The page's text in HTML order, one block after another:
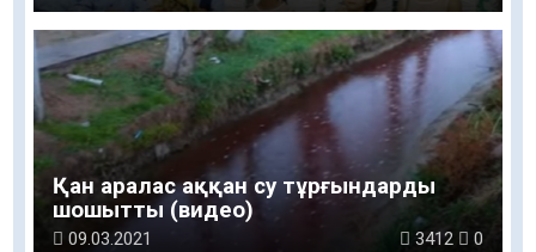
Қан аралас аққан су тұрғындарды
шошытты (видео)
09.03.2021 3412 0